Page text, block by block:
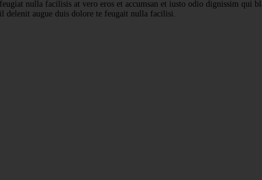
nulla facilisis at vero eros et accumsan et iusto odio dignissim qui
delenit augue duis dolore te feugait nulla facilisi.